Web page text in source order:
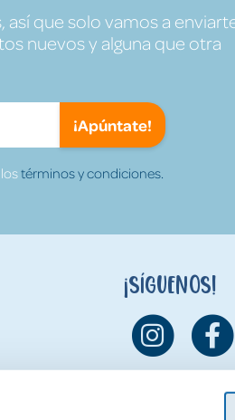
que solo vamos a
nuevos y alguna que otra
¡Apúntate!
términos y condiciones.
¡Síguenos!